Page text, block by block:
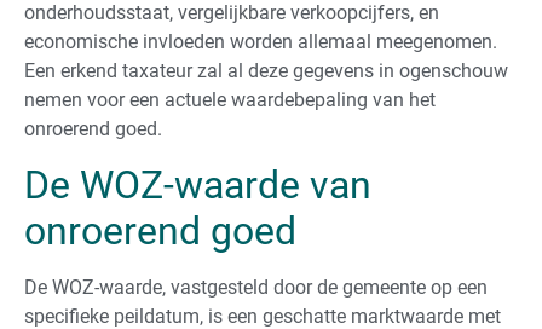
onderhoudsstaat, vergelijkbare verkoopcijfers, en
economische invloeden worden allemaal meegenomen.
Een erkend taxateur zal al deze gegevens in ogenschouw
nemen voor een actuele waardebepaling van het
onroerend goed.
De WOZ-waarde van
onroerend goed
De WOZ-waarde, vastgesteld door de gemeente op een
specifieke peildatum, is een geschatte marktwaarde met